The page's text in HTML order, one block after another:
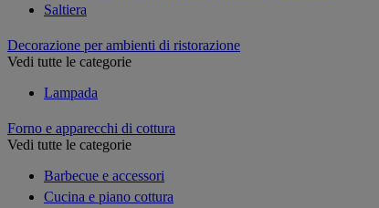
Saltiera
Decorazione per ambienti di ristorazione
Vedi tutte le categorie
Lampada
Forno e apparecchi di cottura
Vedi tutte le categorie
Barbecue e accessori
Cucina e piano cottura